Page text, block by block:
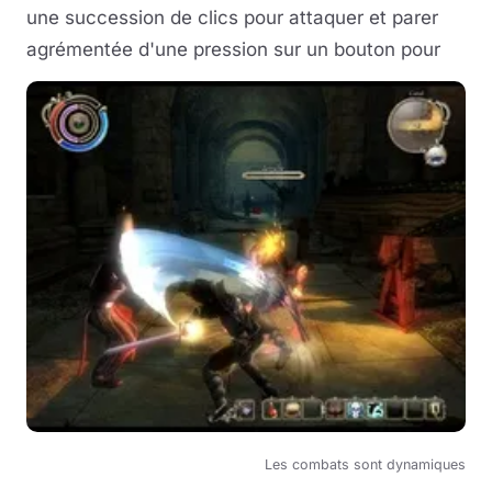
une succession de clics pour attaquer et parer
agrémentée d'une pression sur un bouton pour
Les combats sont dynamiques